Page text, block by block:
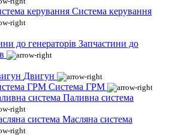
Система керування
Запчастини до
Двигун
Система ГРМ
Паливна система
Масляна система